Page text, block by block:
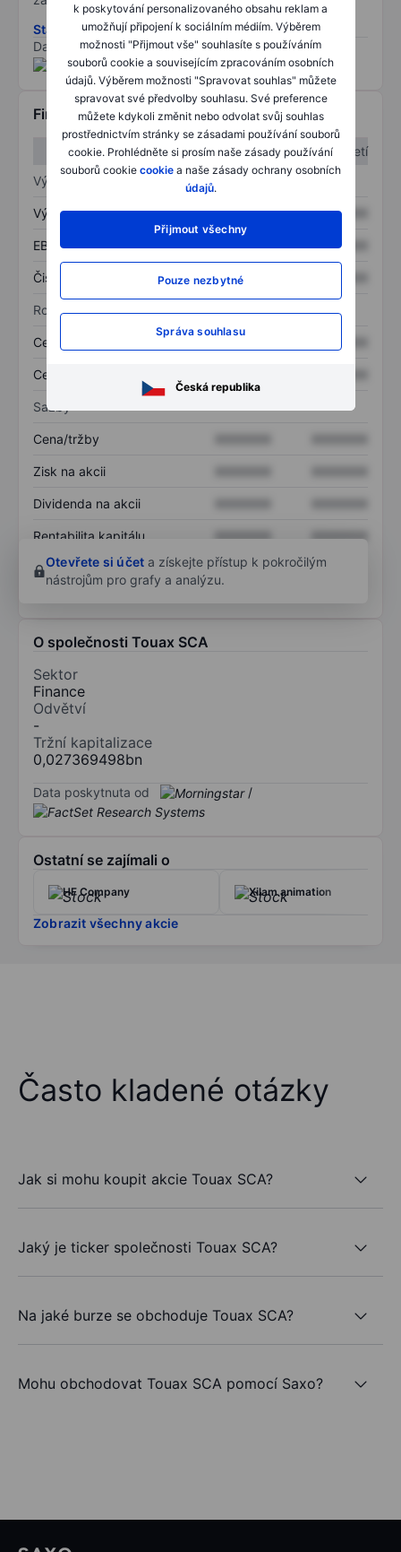
k poskytování personalizovaného obsahu reklam a
umožňují připojení k sociálním médiím. Výběrem
možnosti "Přijmout vše" souhlasíte s používáním
souborů cookie a souvisejícím zpracováním osobních
údajů. Výběrem možnosti "Spravovat souhlas" můžete
spravovat své předvolby souhlasu. Své preference
můžete kdykoli změnit nebo odvolat svůj souhlas
prostřednictvím stránky se zásadami používání souborů
cookie. Prohlédněte si prosím naše zásady používání
souborů cookie cookie a naše zásady ochrany osobních
údajů.
Přijmout všechny
Pouze nezbytné
Správa souhlasu
Česká republika
Stáhněte si metodiku rizik ESG
Data poskytnuta od
/
Finanční informace
1. čtvrtletí
2. čtvrtletí
Výkaz zisku a ztráty
Výnos XXXXXXX XXXXXXX
EBITDA XXXXXXX XXXXXXX
Čistý příjem XXXXXXX
Rozvaha
Celková aktiva
Celkový dluh
Sazby
Cena/tržby
Zisk na akcii
Dividenda na akcii
Rentabilita kapitálu XXXXXXX
XXXXXXX
Otevřete si účet a získejte přístup k pokročilým
nástrojům pro grafy a analýzu.
O společnosti Touax SCA
Sektor
Finance
Odvětví
-
Tržní kapitalizace
0,027369498bn
Data poskytnuta od /
Ostatní se zajímali o
HF Company Xilam animation
Zobrazit všechny akcie
Často kladené otázky
Jak si mohu koupit akcie Touax SCA?
Jaký je ticker společnosti Touax SCA?
Na jaké burze se obchoduje Touax SCA?
Mohu obchodovat Touax SCA pomocí Saxo?